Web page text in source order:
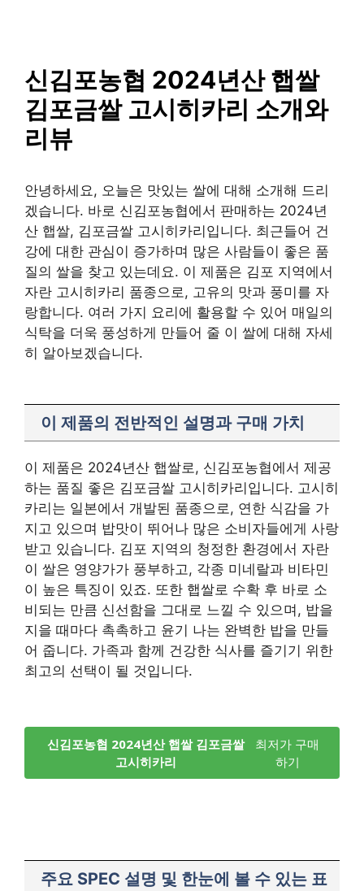
신김포농협 2024년산 햅쌀
김포금쌀 고시히카리 소개와
리뷰
안녕하세요, 오늘은 맛있는 쌀에 대해 소개해 드리
겠습니다. 바로 신김포농협에서 판매하는 2024년
산 햅쌀, 김포금쌀 고시히카리입니다. 최근들어 건
강에 대한 관심이 증가하며 많은 사람들이 좋은 품
질의 쌀을 찾고 있는데요. 이 제품은 김포 지역에서
자란 고시히카리 품종으로, 고유의 맛과 풍미를 자
랑합니다. 여러 가지 요리에 활용할 수 있어 매일의
식탁을 더욱 풍성하게 만들어 줄 이 쌀에 대해 자세
히 알아보겠습니다.
이 제품의 전반적인 설명과 구매 가치
이 제품은 2024년산 햅쌀로, 신김포농협에서 제공
하는 품질 좋은 김포금쌀 고시히카리입니다. 고시히
카리는 일본에서 개발된 품종으로, 연한 식감을 가
지고 있으며 밥맛이 뛰어나 많은 소비자들에게 사랑
받고 있습니다. 김포 지역의 청정한 환경에서 자란
이 쌀은 영양가가 풍부하고, 각종 미네랄과 비타민
이 높은 특징이 있죠. 또한 햅쌀로 수확 후 바로 소
비되는 만큼 신선함을 그대로 느낄 수 있으며, 밥을
지을 때마다 촉촉하고 윤기 나는 완벽한 밥을 만들
어 줍니다. 가족과 함께 건강한 식사를 즐기기 위한
최고의 선택이 될 것입니다.
신김포농협 2024년산 햅쌀 김포금쌀
고시히카리
최저가 구매
하기
주요 SPEC 설명 및 한눈에 볼 수 있는 표